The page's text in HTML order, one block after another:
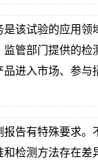
该试验的应用领
管部门提供的检
进入市场、参与
告有特殊要求。
检测方法存在差